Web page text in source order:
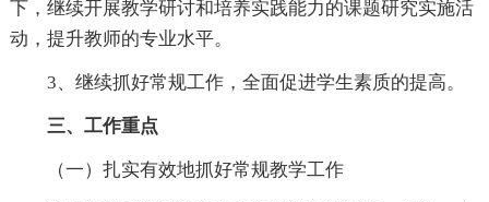
下，继续开展教学研讨和培养实践能力的课题研究实施活
动，提升教师的专业水平。
3、继续抓好常规工作，全面促进学生素质的提高。
三、工作重点
（一）扎实有效地抓好常规教学工作